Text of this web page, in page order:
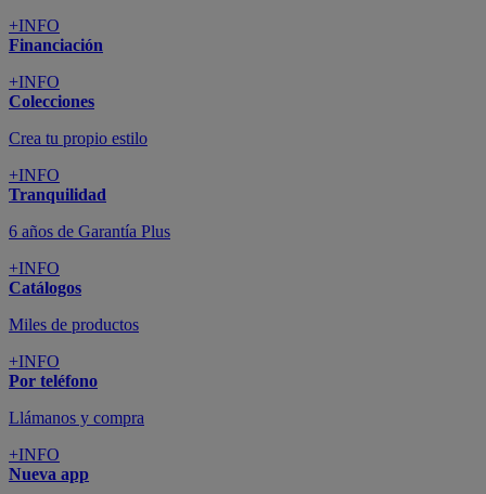
+INFO
Financiación
+INFO
Colecciones
Crea tu propio estilo
+INFO
Tranquilidad
6 años de Garantía Plus
+INFO
Catálogos
Miles de productos
+INFO
Por teléfono
Llámanos y compra
+INFO
Nueva app